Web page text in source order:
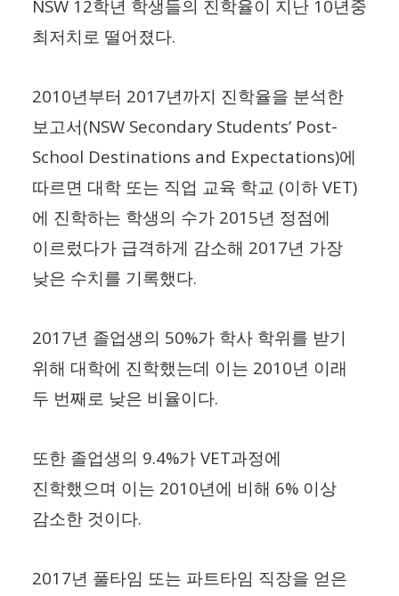
NSW 12학년 학생들의 진학율이 지난 10년중
최저치로 떨어졌다.
2010년부터 2017년까지 진학율을 분석한
보고서 (NSW Secondary Students’ Post-
School Destinations and Expectations)에
따르면 대학 또는 직업 교육 학교 (이하 VET)
에 진학하는 학생의 수가 2015년 정점에
이르렀다가 급격하게 감소해 2017년 가장
낮은 수치를 기록했다.
2017년 졸업생의 50%가 학사 학위를 받기
위해 대학에 진학했는데 이는 2010년 이래
두 번째로 낮은 비율이다.
또한 졸업생의 9.4%가 VET과정에
진학했으며 이는 2010년에 비해 6% 이상
감소한 것이다.
2017년 풀타임 또는 파트타임 직장을 얻은